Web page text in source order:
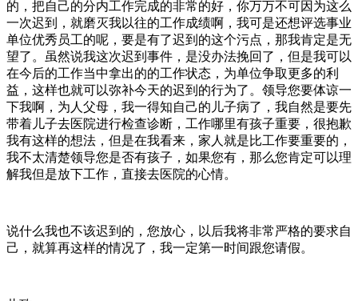
的，把自己的分内工作完成的非常的好，你万万不可因为这么
一次迟到，就磨灭我以往的工作成绩啊，我可是还想评选事业
单位优秀员工的呢，要是有了迟到的这个污点，那我肯定是无
望了。虽然说我这次迟到事件，是没办法挽回了，但是我可以
在今后的工作当中拿出的的工作状态，为单位争取更多的利
益，这样也就可以弥补今天的迟到的行为了。领导您要体谅一
下我啊，为人父母，我一得知自己的儿子病了，我自然是要先
带着儿子去医院进行检查诊断，工作哪里有孩子重要，很抱歉
我有这样的想法，但是在我看来，家人就是比工作要重要的，
我不太清楚领导您是否有孩子，如果您有，那么您肯定可以理
解我但是放下工作，直接去医院的心情。
说什么我也不该迟到的，您放心，以后我将非常严格的要求自
己，就算再这样的情况了，我一定第一时间跟您请假。